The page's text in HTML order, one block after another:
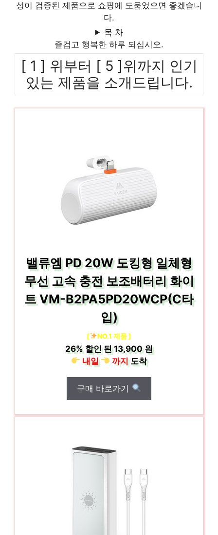
성이 검증된 제품으로 쇼핑에 도움었으면 좋겠습니
다.
목 차
즐겁고 행복한 하루 되십시오.
[ 1 ] 위부터 [ 5 ]위까지 인기
있는 제품을 소개드립니다.
밸류엠 PD 20W 도킹형 일체형
무선 고속 충전 보조배터리 화이
트 VM-B2PA5PD20WCP(C타
입)
[ NO.1 제품 ]
26% 할인 된13,900 원
내일
까지도착
구매 바로가기